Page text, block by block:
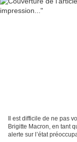
Il est difficile de ne pas
Brigitte Macron, en tant
alerte sur l’état